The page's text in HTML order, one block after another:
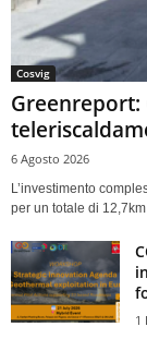
Cosvig
Greenreport:
6 Agosto 2026
L’investimento
per un totale di
1